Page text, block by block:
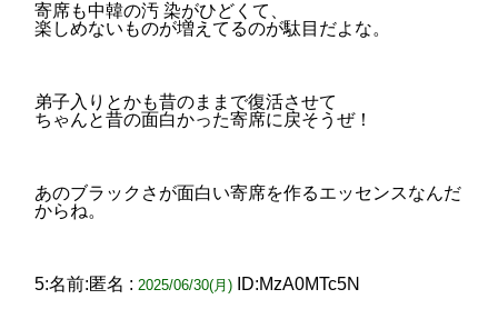
寄席も中韓の汚 染がひどくて、
楽しめないものが増えてるのが駄目だよな。
弟子入りとかも昔のままで復活させて
ちゃんと昔の面白かった寄席に戻そうぜ！
あのブラックさが面白い寄席を作るエッセンスなんだ
からね。
5:名前:匿名 : 2025/06/30(月)
ID:MzA0MTc5N